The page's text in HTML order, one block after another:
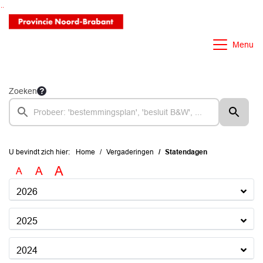
Ga naar de inhoud van deze pagina
Ga naar het zoeken
Ga naar het menu
Menu
Zoeken
U bevindt zich hier: Home Vergaderingen Statendagen
A A A
2026
2025
2024